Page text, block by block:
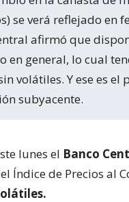
se verá reflejado en
afirmó que
en general, lo cual
volátiles. Y ese es
subyacente.
lunes el Banco
Índice de Precios al